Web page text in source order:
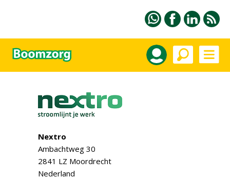
Nextro
Ambachtweg 30
2841 LZ Moordrecht
Nederland